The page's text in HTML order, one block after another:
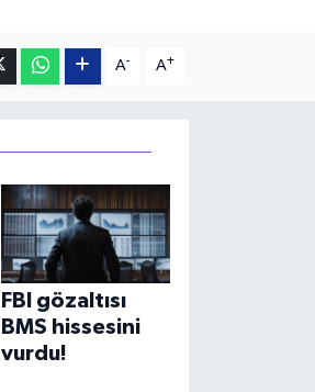
A- A+
FBI gözaltısı
BMS hissesini
vurdu!